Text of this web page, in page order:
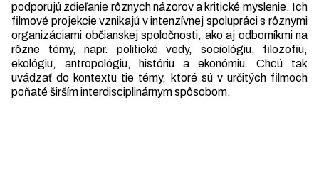
podporujú zdieľanie rôznych názorov a kritické myslenie. Ich
filmové projekcie vznikajú v intenzívnej spolupráci s rôznymi
organizáciami občianskej spoločnosti, ako aj odborníkmi na
rôzne témy, napr. politické vedy, sociológiu, filozofiu,
ekológiu, antropológiu, históriu a ekonómiu. Chcú tak
uvádzať do kontextu tie témy, ktoré sú v určitých filmoch
poňaté širším interdisciplinárnym spôsobom.